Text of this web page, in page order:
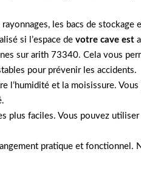
les bacs de
si l’espace de votre cave est
sur arith 73340. Cela vous
pour prévenir les accidents.
et la moisissure.
plus faciles. Vous pouvez
pratique et fonctionnel.